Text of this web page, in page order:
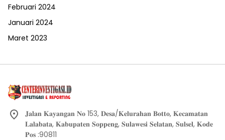
Februari 2024
Januari 2024
Maret 2023
𝐉𝐚𝐥𝐚𝐧 𝐊𝐚𝐲𝐚𝐧𝐠𝐚𝐧 𝐍𝐨 153, 𝐃𝐞𝐬𝐚/𝐊𝐞𝐥𝐮𝐫𝐚𝐡𝐚𝐧 𝐁𝐨𝐭𝐭𝐨, 𝐊𝐞𝐜𝐚𝐦𝐚𝐭𝐚𝐧
𝐋𝐚𝐥𝐚𝐛𝐚𝐭𝐚, 𝐊𝐚𝐛𝐮𝐩𝐚𝐭𝐞𝐧 𝐒𝐨𝐩𝐩𝐞𝐧𝐠, 𝐒𝐮𝐥𝐚𝐰𝐞𝐬𝐢 𝐒𝐞𝐥𝐚𝐭𝐚𝐧, 𝐒𝐮𝐥𝐬𝐞𝐥, 𝐊𝐨𝐝𝐞
𝐏𝐨𝐬 :90811